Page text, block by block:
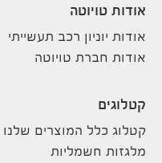
אודות טויוטה
אודות יוניון רכב תעשייתי
אודות חברת טויוטה
קטלוגים
קטלוג כלל המוצרים שלנו
מלגזות חשמליות